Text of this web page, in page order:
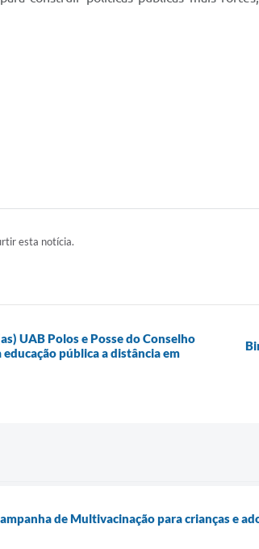
esta notícia.
UAB Polos e Posse do Conselho
pública a distância em
de Multivacinação para crianças e